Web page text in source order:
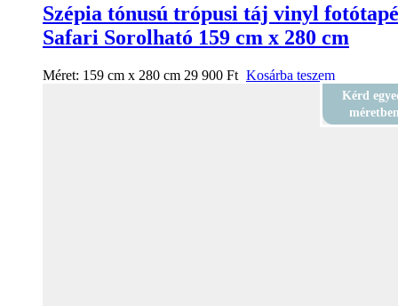
Szépia tónusú trópusi táj vinyl
Safari Sorolható 159 cm x 280 cm
Méret: 159 cm x 280 cm 29 900 Ft Kosárba teszem
Kérd